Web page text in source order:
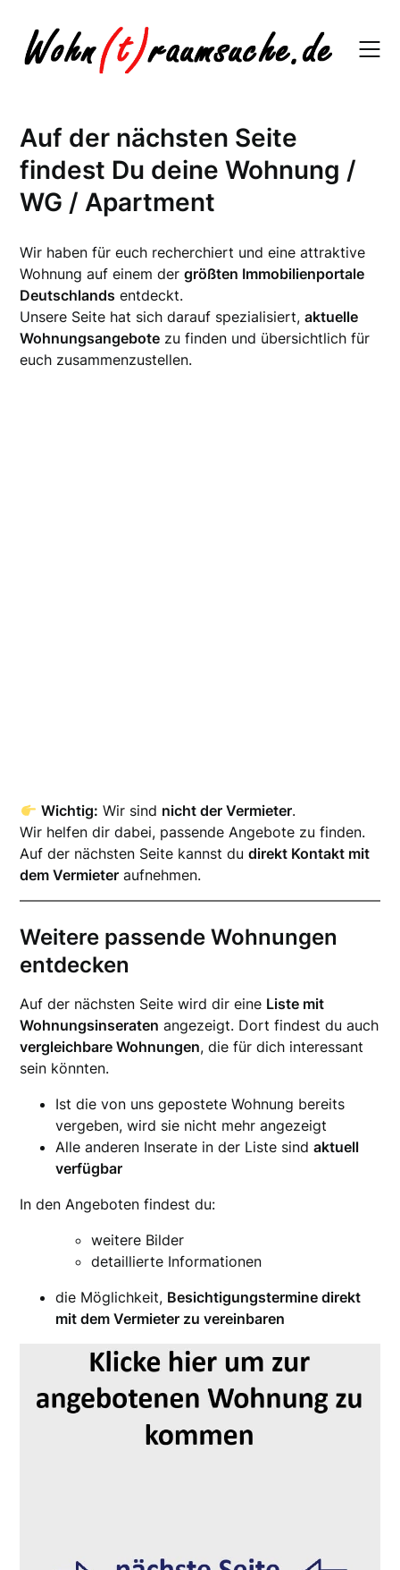
content
Auf der nächsten Seite
findest Du deine Wohnung /
WG / Apartment
Wir haben für euch recherchiert und eine attraktive
Wohnung auf einem dergrößten Immobilienportale
Deutschlands entdeckt.
Unsere Seite hat sich darauf spezialisiert,aktuelle
Wohnungsangebote zu finden und übersichtlich für
euch zusammenzustellen.
Wichtig: Wir sind nicht der Vermieter.
Wir helfen dir dabei, passende Angebote zu finden.
Auf der nächsten Seite kannst dudirekt Kontakt mit
dem Vermieter aufnehmen.
Weitere passende Wohnungen
entdecken
Auf der nächsten Seite wird dir eine Liste mit
Wohnungsinseraten angezeigt. Dort findest du auch
vergleichbare Wohnungen, die für dich interessant
sein könnten.
Ist die von uns gepostete Wohnung bereits
vergeben, wird sie nicht mehr angezeigt
Alle anderen Inserate in der Liste sindaktuell
verfügbar
In den Angeboten findest du:
weitere Bilder
detaillierte Informationen
die Möglichkeit, Besichtigungstermine direkt
mit dem Vermieter zu vereinbaren